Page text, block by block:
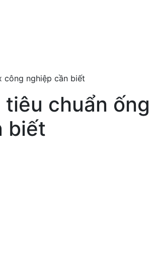
công nghiệp cần biết
tiêu chuẩn ống
biết